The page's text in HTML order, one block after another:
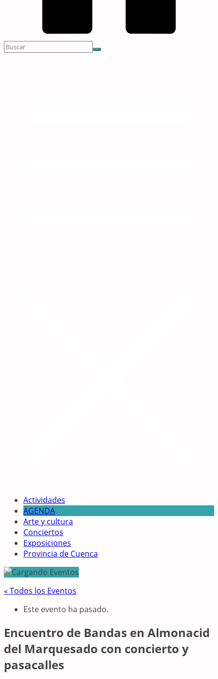
Actividades
AGENDA
Arte y cultura
Conciertos
Exposiciones
Provincia de Cuenca
« Todos los Eventos
Este evento ha pasado.
Encuentro de Bandas en Almonacid
del Marquesado con concierto y
pasacalles